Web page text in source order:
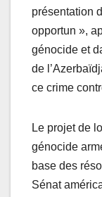
présentation
opportun »,
génocide et
de
ce crime
Le projet de
génocide
base des
Sénat